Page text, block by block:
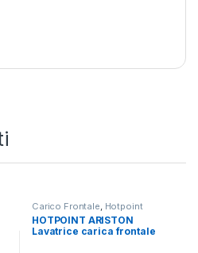
Carico Frontale Hotpoint
Ariston, Lavatrici ,Libera
Installazione
HOTPOINT ARISTON
Lavatrice carica frontale